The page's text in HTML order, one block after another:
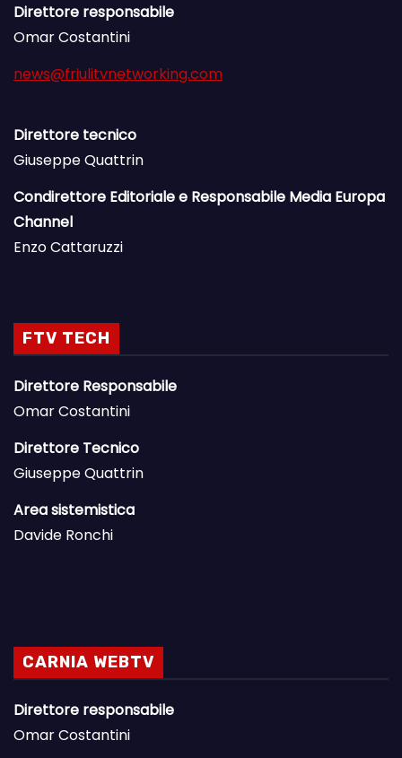
Direttore responsabile
Omar Costantini
news@friulitvnetworking.com
Direttore tecnico
Giuseppe Quattrin
Condirettore Editoriale e Responsabile Media Europa
Channel
Enzo Cattaruzzi
FTV TECH
Direttore Responsabile
Omar Costantini
Direttore Tecnico
Giuseppe Quattrin
Area sistemistica
Davide Ronchi
CARNIA WEBTV
Direttore responsabile
Omar Costantini